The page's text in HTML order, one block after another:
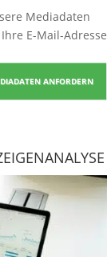
Mediadaten
Ihre E-Mail-Adresse
ANFORDERN